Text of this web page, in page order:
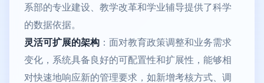
系部的专业建设、教学改革和学业辅导提供了科学
的数据依据。
灵活可扩展的架构 ：面对教育政策调整和业务需求
变化，系统具备良好的可配置性和扩展性，能够相
对快速地响应新的管理要求，如新增考核方式、调